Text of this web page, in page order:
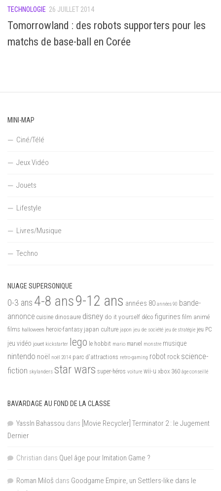
TECHNOLOGIE 26 JUILLET 2014
Tomorrowland : des robots supporters pour les
matchs de base-ball en Corée
MINI-MAP
Ciné/Télé
Jeux Vidéo
Jouets
Lifestyle
Livres/Musique
Techno
NUAGE SUPERSONIQUE
0-3 ans 4-8 ans9-12 ans années 80 années 90 bande-
annonce cuisine dinosaure disney do it yourself déco figurines film animé
films halloween heroic-fantasy japan culture japon jeu de société jeu de stratégie jeu PC
jeu vidéo jouet kickstarter lego le hobbit mario marvel monstre musique
nintendo noël noël 2014 parc d'attractions retro-gaming robot rock science-
fiction skylanders star wars super-héros voiture wii-u xbox 360 âge conseillé
BAVARDAGE AU FOND DE LA CLASSE
YassIn Bahassou dans [Movie Recycler] Terminator 2 : le Jugement
Dernier
Christian dans Quel âge pour Imitation Game ?
Roman Miloš dans Goodgame Empire, un Settlers-like dans le